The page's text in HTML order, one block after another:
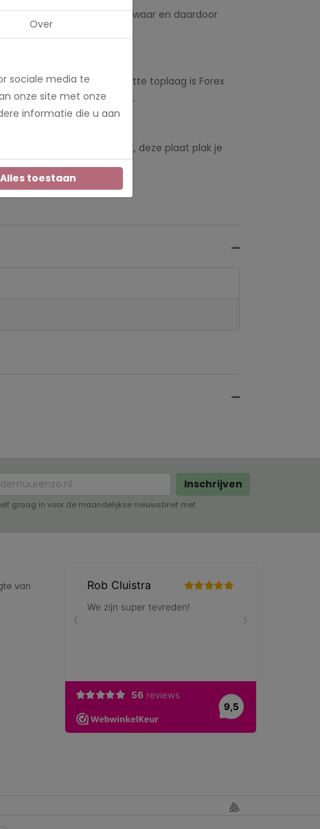
is de muurcirkel niet zwaar en daardoor
Dankzij de stralend witte toplaag is Forex
bevestigingsmateriaal.
en een ophangplaat, deze plaat plak je
de muur schuiven.
Inschrijven
graag in voor de maandelijkse nieuwsbrief met
van
Over
sociale media te
onze site met onze
informatie die u aan
Alles toestaan